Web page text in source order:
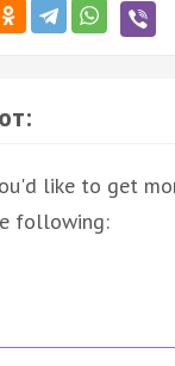
like to get
following: